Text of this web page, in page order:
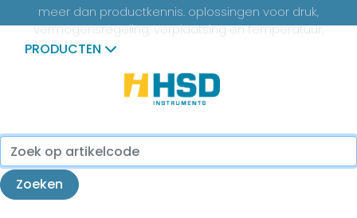
meer dan productkennis. oplossingen voor druk,
vermogensregeling, verplaatsing en temperatuur.
PRODUCTEN
...
Zoeken